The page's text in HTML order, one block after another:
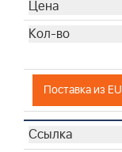
Поставка из